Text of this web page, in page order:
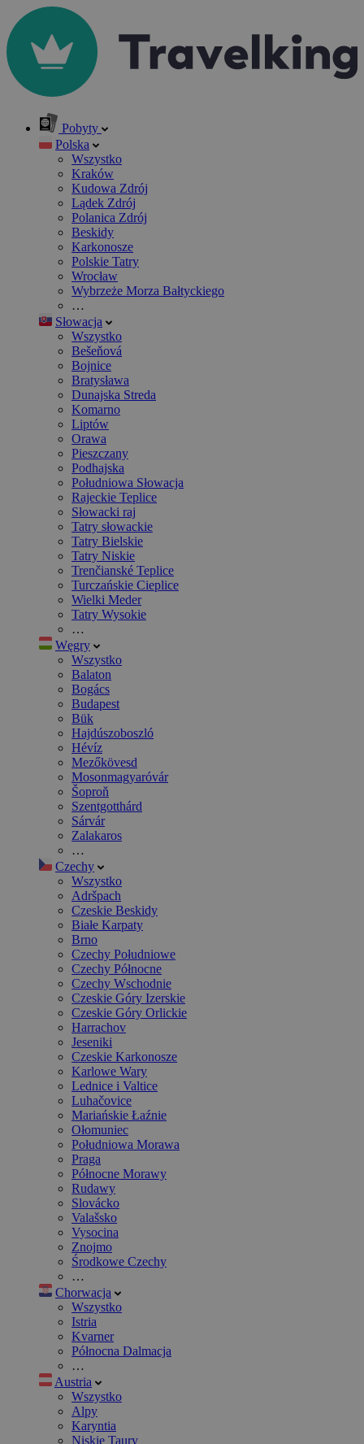
Pobyty
Polska
Wszystko
Kraków
Kudowa Zdrój
Lądek Zdrój
Polanica Zdrój
Beskidy
Karkonosze
Polskie Tatry
Wrocław
Wybrzeże Morza Bałtyckiego
…
Słowacja
Wszystko
Bešeňová
Bojnice
Bratysława
Dunajska Streda
Komarno
Liptów
Orawa
Pieszczany
Podhajska
Południowa Słowacja
Rajeckie Teplice
Słowacki raj
Tatry słowackie
Tatry Bielskie
Tatry Niskie
Trenčianské Teplice
Turczańskie Cieplice
Wielki Meder
Tatry Wysokie
…
Węgry
Wszystko
Balaton
Bogács
Budapest
Bük
Hajdúszoboszló
Hévíz
Mezőkövesd
Mosonmagyaróvár
Šoproň
Szentgotthárd
Sárvár
Zalakaros
…
Czechy
Wszystko
Adršpach
Czeskie Beskidy
Białe Karpaty
Brno
Czechy Południowe
Czechy Północne
Czechy Wschodnie
Czeskie Góry Izerskie
Czeskie Góry Orlickie
Harrachov
Jeseniki
Czeskie Karkonosze
Karlowe Wary
Lednice i Valtice
Luhačovice
Mariańskie Łaźnie
Ołomuniec
Południowa Morawa
Praga
Północne Morawy
Rudawy
Slovácko
Valašsko
Vysocina
Znojmo
Środkowe Czechy
…
Chorwacja
Wszystko
Istria
Kvarner
Północna Dalmacja
…
Austria
Wszystko
Alpy
Karyntia
Niskie Taury